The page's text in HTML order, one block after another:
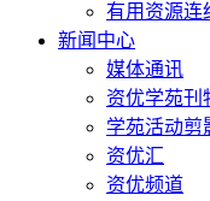
有用资源连
新闻中心
媒体通讯
资优学苑刊
学苑活动剪
资优汇
资优频道